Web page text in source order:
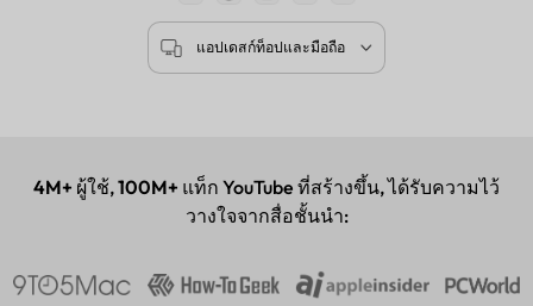
4.8
UPDF AI พร้อมใช้งานบน
แอปเดสก์ท็อปและมือถือ
4M+ ผู้ใช้,100M+ แท็ก YouTube ที่สร้างขึ้น, ได้รับความไว้
วางใจจากสื่อชั้นนำ: